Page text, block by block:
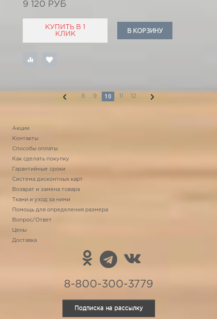
9 120 РУБ
КУПИТЬ В 1
КЛИК
В КОРЗИНУ
8 9 10 11 12
Акции
Контакты
Способы оплаты
Как сделать покупку
Гарантийные сроки
Система дисконтных карт
Возврат и замена товара
Ткани и уход за ними
Помощь для определения размера
Вопрос/Ответ
Цены
Доставка
8-800-300-3779
Подписка на рассылку